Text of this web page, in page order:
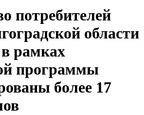
потребителей
области
рамках
программы
более 17